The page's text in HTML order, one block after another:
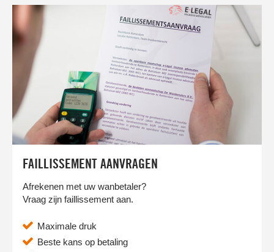
FAILLISSEMENT AANVRAGEN
Afrekenen met uw wanbetaler?
Vraag zijn faillissement aan.
Maximale druk
Beste kans op betaling